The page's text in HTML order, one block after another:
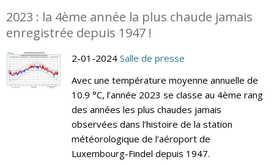
2023 : la 4ème année la plus chaude jamais
enregistrée depuis 1947 !
2-01-2024 Salle de presse
Avec une température moyenne annuelle de
10.9 °C, l’année 2023 se classe au 4ème rang
des années les plus chaudes jamais
observées dans l’histoire de la station
météorologique de l’aéroport de
Luxembourg-Findel depuis 1947.